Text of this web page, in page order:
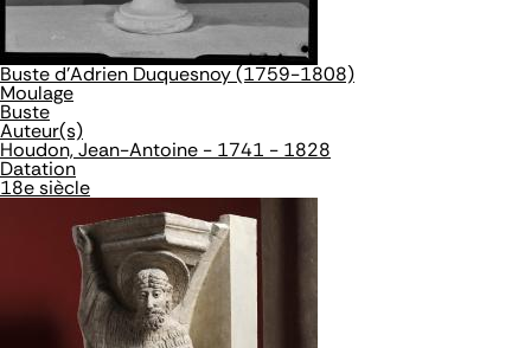
Buste d'Adrien Duquesnoy (1759-1808)
Moulage
Buste
Auteur(s)
Houdon, Jean-Antoine - 1741 - 1828
Datation
18e siècle